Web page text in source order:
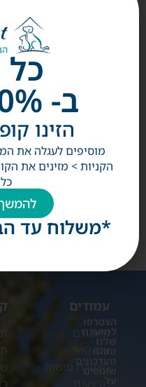
כמו כן אני מחויבים לשלב
חיות המחמד שלכם לכן
מקצועי שיענה על כל שאלה
איתנו קשר בכל עת דרך
*אין מכירה של בעלי חיים
אנחנו מזמינים אתכם לעיין
המתקן או המוצר
עמודים
מאמרים
צרו קשר
הצהרת נגישות
מבצעים
הצטרפו
למועדון
שלנו
ותהנו
מעדכונים
שוטפים
על
ב- 10% הנחה!
הזינו
מוסיפים לעגלה את
*משלוח עד הבית - 3